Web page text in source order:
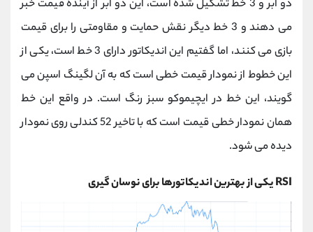
دو ابر و 3 خط تشکیل شده است، این دو ابر از آینده قیمت خبر
می دهند و 3 خط دیگر نقش حمایت و مقاومتی را برای قیمت
بازی می کنند، اما گفتیم این اندیکاتور دارای 3 خط است، یکی از
این خطوط از نمودار قیمت خطی است که به آن لگینگ اسپن می
گویند، این خط در ایچیموکو سبز رنگ است. در واقع این خط
همان نمودار خطی قیمت است که با تاخیر 52 کندلی روی نمودار
دیده می شود.
RSIیکی از بهترین اندیکاتورها برای نوسان گیری